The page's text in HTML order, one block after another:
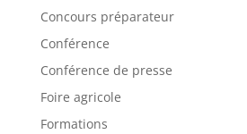
Concours préparateur
Conférence
Conférence de presse
Foire agricole
Formations